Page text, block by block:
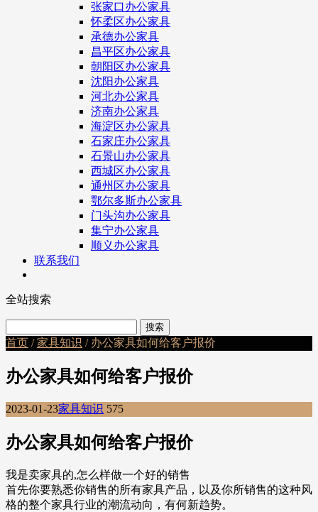
张家口办公家具
怀柔区办公家具
承德办公家具
昌平区办公家具
朝阳区办公家具
沈阳办公家具
河北办公家具
济南办公家具
海淀区办公家具
石家庄办公家具
石景山办公家具
西城区办公家具
通州区办公家具
鄂尔多斯办公家具
门头沟办公家具
集宁办公家具
顺义办公家具
联系我们
全站搜索
首页 /家具知识 / 办公家具如何给客户报价
办公家具如何给客户报价
2023-01-23家具知识 575
办公家具如何给客户报价
我是卖家具的,怎么样做一个好的销售
首先你要熟悉你销售的所有家具产品，以及你所销售的这种风
格的整个家具行业的潮流动向，有何新趋势。